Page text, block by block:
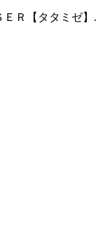
ＥＲ【タタミゼ】.